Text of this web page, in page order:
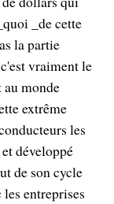
_de cette
la partie
vraiment le
monde
extrême
les
développé
de son cycle
entreprises